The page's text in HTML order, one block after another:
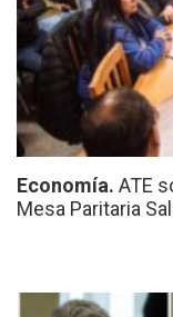
Economía. ATE
Mesa Paritaria